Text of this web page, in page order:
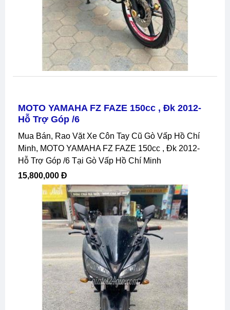
MOTO YAMAHA FZ FAZE 150cc , Đk 2012-
Hỗ Trợ Góp /6
Mua Bán, Rao Vặt Xe Côn Tay Cũ Gò Vấp Hồ Chí
Minh, MOTO YAMAHA FZ FAZE 150cc , Đk 2012-
Hỗ Trợ Góp /6 Tại Gò Vấp Hồ Chí Minh
15,800,000 Đ